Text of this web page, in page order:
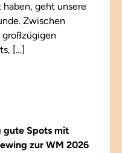
geht unsere
Zwischen
[…]
gute Spots mit
zur WM 2026